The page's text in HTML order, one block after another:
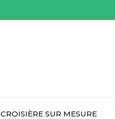
CROISIÈRE SUR MESURE